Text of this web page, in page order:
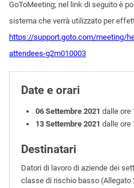
GoToMeeting; nel link di seguito è
sistema che verrà utilizzato per
https://support.goto.com/meeting/
attendees-g2m010003
Date e orari
06 Settembre 2021 dalle ore
13 Settembre 2021 dalle ore
Destinatari
Datori di lavoro di aziende dei
classe di rischio basso (Allegato